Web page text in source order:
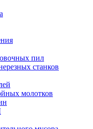
пил
станков
молотков